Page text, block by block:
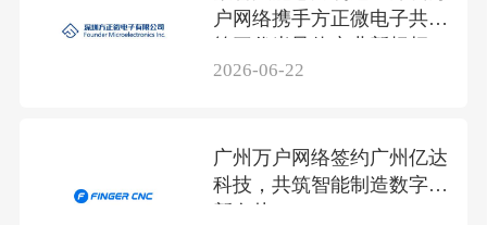
户网络携手方正微电子共筑
2026-06-22
广州万户网络签约广州亿达
科技，共筑智能制造数字化
新名片